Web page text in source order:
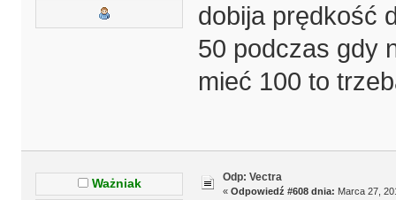
dobija prędkość
50 podczas gdy
mieć 100 to
Ważniak Odp: Vectra
« Odpowiedź #608 dnia: Marca 27,